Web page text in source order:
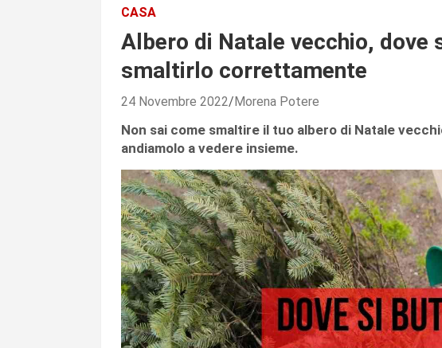
CASA
Albero di Natale vecchio, dove
smaltirlo correttamente
24 Novembre 2022 Morena Potere
Non sai come smaltire il tuo albero di Natale
andiamolo a vedere insieme.